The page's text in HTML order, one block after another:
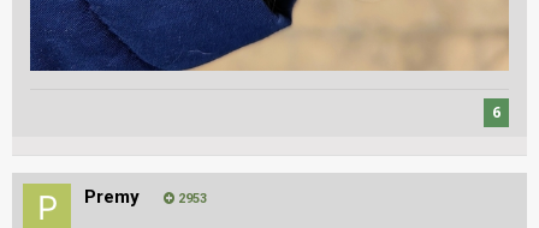
6
Premy 2953